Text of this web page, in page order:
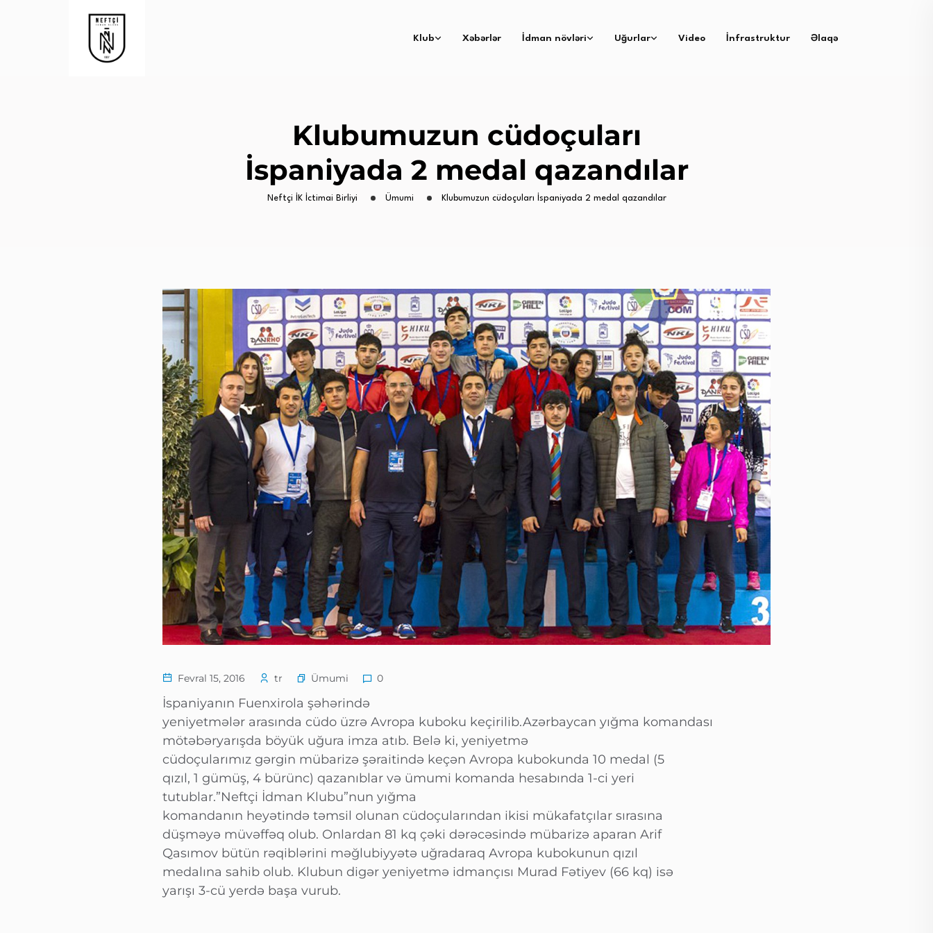
Klub Xəbərlər İdman növləri Uğurlar Video İnfrastruktur Əlaqə
Klubumuzun cüdoçuları
İspaniyada 2 medal qazandılar
Neftçi İK İctimai Birliyi Ümumi Klubumuzun cüdoçuları İspaniyada 2 medal qazandılar
Fevral 15, 2016 tr Ümumi 0
İspaniyanın Fuenxirola şəhərində
yeniyetmələr arasında cüdo üzrə Avropa kuboku keçirilib.Azərbaycan yığma komandası
mötəbəryarışda böyük uğura imza atıb. Belə ki, yeniyetmə
cüdoçularımız gərgin mübarizə şəraitində keçən Avropa kubokunda 10 medal (5
qızıl, 1 gümüş, 4 bürünc) qazanıblar və ümumi komanda hesabında 1-ci yeri
tutublar.”Neftçi İdman Klubu”nun yığma
komandanın heyətində təmsil olunan cüdoçularından ikisi mükafatçılar sırasına
düşməyə müvəffəq olub. Onlardan 81 kq çəki dərəcəsində mübarizə aparan Arif
Qasımov bütün rəqiblərini məğlubiyyətə uğradaraq Avropa kubokunun qızıl
medalına sahib olub. Klubun digər yeniyetmə idmançısı Murad Fətiyev (66 kq) isə
yarışı 3-cü yerdə başa vurub.